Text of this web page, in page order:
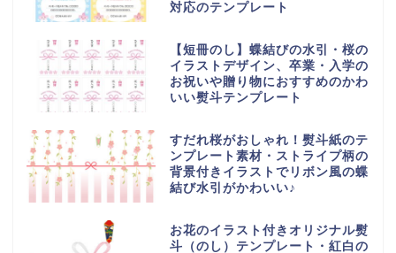
対応のテンプレート
【短冊のし】蝶結びの水引・桜の
イラストデザイン、卒業・入学の
お祝いや贈り物におすすめのかわ
いい熨斗テンプレート
すだれ桜がおしゃれ！熨斗紙のテ
ンプレート素材・ストライプ柄の
背景付きイラストでリボン風の蝶
結び水引がかわいい♪
お花のイラスト付きオリジナル熨
斗（のし）テンプレート・紅白の